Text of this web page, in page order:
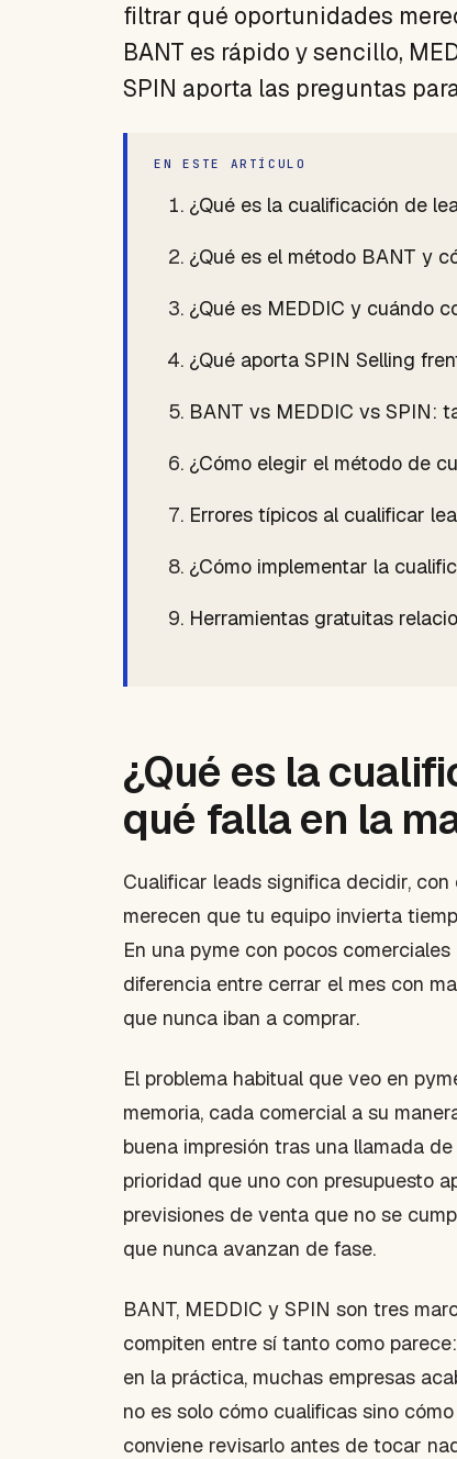
filtrar qué oportunidades
BANT es rápido y sencillo,
SPIN aporta las preguntas
EN ESTE ARTÍCULO
¿Qué es la cualificación de
¿Qué es el método BANT y
¿Qué es MEDDIC y cuándo
¿Qué aporta SPIN Selling
BANT vs MEDDIC vs SPIN:
¿Cómo elegir el método de
Errores típicos al cualificar
¿Cómo implementar la
Herramientas gratuitas
¿Qué es la
qué falla en la
Cualificar leads significa decidir,
merecen que tu equipo invierta
En una pyme con pocos
diferencia entre cerrar el mes con
que nunca iban a comprar.
El problema habitual que veo en
memoria, cada comercial a su
buena impresión tras una llamada
prioridad que uno con presupuesto
previsiones de venta que no se
que nunca avanzan de fase.
BANT, MEDDIC y SPIN son tres
compiten entre sí tanto como
en la práctica, muchas empresas
no es solo cómo cualificas sino
conviene revisarlo antes de tocar